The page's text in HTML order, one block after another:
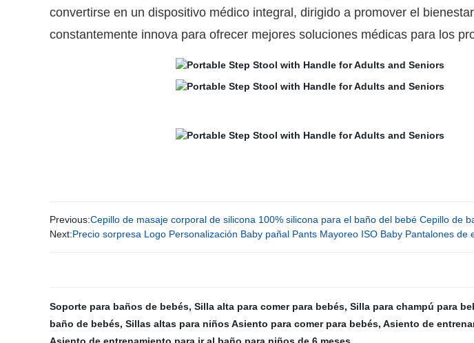
convertirse en un dispositivo médico integral, dirigido a promover el
constantemente innova para ofrecer mejores soluciones médicas para los
Previous:Cepillo de masaje corporal de silicona 100% silicona para el baño del bebé Cepillo de
Next:Precio sorpresa Logo Personalización Baby pañal Pants Mayoreo ISO Baby Pantalones
Soporte para baños de bebés, Silla alta para comer para bebés, Silla para champú para
baño de bebés, Sillas altas para niños Asiento para comer para bebés, Asiento de